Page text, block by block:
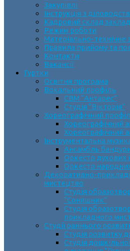
Закупівлі
Інструкція з
Кадровий склад
Режим роботи
Матеріально-технічне
Правила прийому та
Контакти
Вакансії
Гуртки
Освітня програма
Вокальний профіль
СВМ “Антарес”
Студія “Вікторія”
Хореографічний
Хореографічний
Хореографічний
Інструментальна
Ансамбль
Оркестр духових
Оркестр народних
Декоративно-
мистецтво
Cтудія
“Соняшник”
Студія
прикладного
Студії раннього
Студія розвитку
Студія